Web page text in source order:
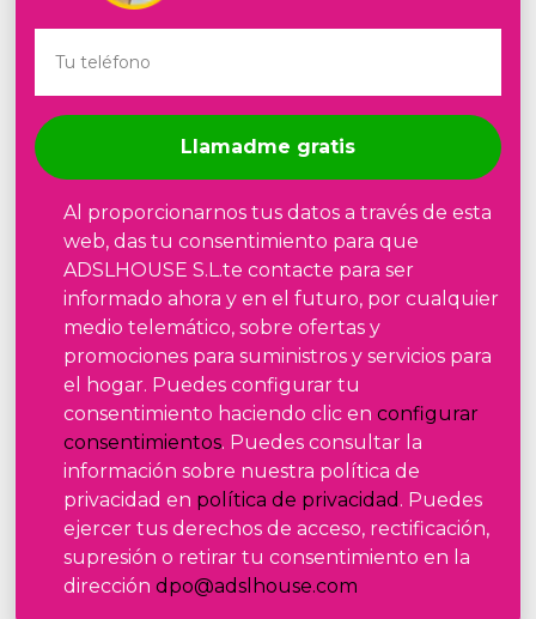
Llamadme gratis
Al proporcionarnos tus datos a través de esta
web, das tu consentimiento para que
ADSLHOUSE S.L.te contacte para ser
informado ahora y en el futuro, por cualquier
medio telemático, sobre ofertas y
promociones para suministros y servicios para
el hogar. Puedes configurar tu
consentimiento haciendo clic en configurar
consentimientos. Puedes consultar la
información sobre nuestra política de
privacidad en política de privacidad . Puedes
ejercer tus derechos de acceso, rectificación,
supresión o retirar tu consentimiento en la
dirección dpo@adslhouse.com